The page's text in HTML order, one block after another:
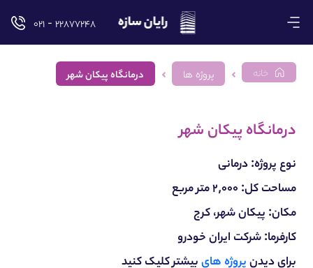
۲۲۸۷۷۲۴۸ - ۰۲۱
خانه پروژه ها درمانگاه پیکان شهر
درمانگاه پیکان شهر
نوع پروژه: درمانی
مساحت کل: ۲,۰۰۰ متر مربع
مکان: پیکان شهر، کرج
کارفرما: شرکت ایران خودرو
برای دیدن پروژه های بیشتر کلیک کنید